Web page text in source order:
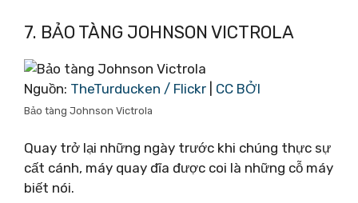
7. BẢO TÀNG JOHNSON VICTROLA
Nguồn: TheTurducken / Flickr CC BỞI
Bảo tàng Johnson Victrola
Quay trở lại những ngày trước khi chúng thực sự
cất cánh, máy quay đĩa được coi là những cỗ máy
biết nói.